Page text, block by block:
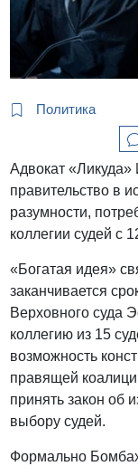
Политика
Адвокат
правительство в
разумности,
коллегии судей с
«Богатая идея»
заканчивается
Верховного суда
коллегию из 15
возможность
правящей
принять закон об
выбору судей.
Формально